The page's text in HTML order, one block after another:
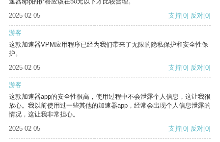
2025-02-05
支持[0] 反对[0]
游客
这款加速器VPM应用程序已经为我们带来了无限的隐私保护和安全性保
护。
2025-02-05
支持[0] 反对[0]
游客
这款加速器app的安全性很高，使用过程中不会泄露个人信息，这让我很
放心。我以前使用过一些其他的加速器app，经常会出现个人信息泄露的
情况，这让我非常担心。
2025-02-05
支持[0] 反对[0]